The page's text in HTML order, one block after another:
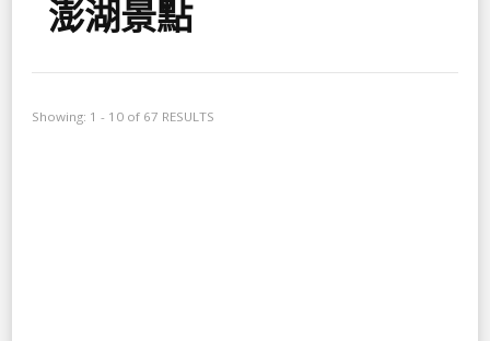
澎湖景點
Showing: 1 - 10 of 67 RESULTS